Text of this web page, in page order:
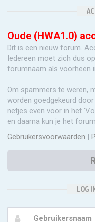
Oude (HWA1.0)
Dit is een nieuw forum.
Iedereen moet zich dus
forumnaam als voorheen
Om spammers te weren,
worden goedgekeurd
netjes even voor in het
en daarna kun je het
Gebruikersvoorwaarden |
LOG
Gebruikersnaam: